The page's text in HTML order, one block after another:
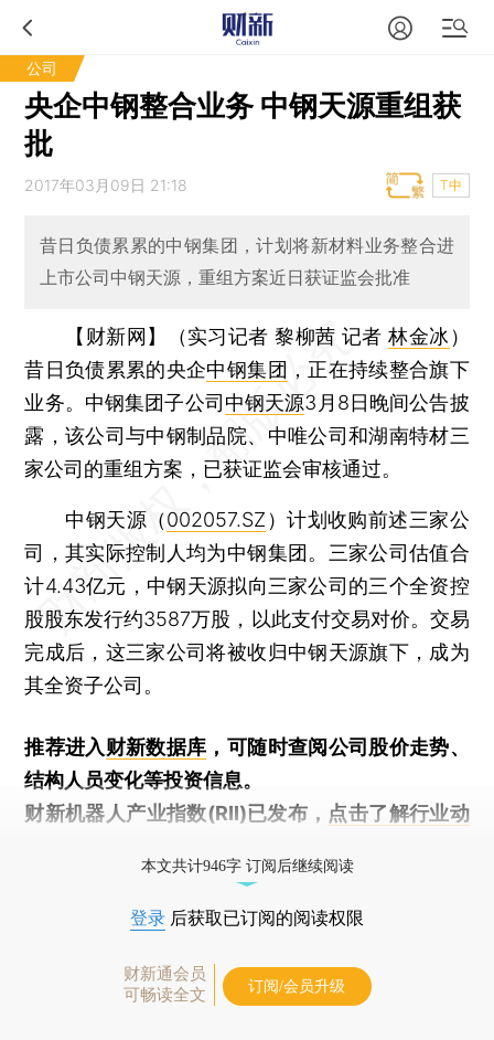
公司
央企中钢整合业务 中钢天源重组获
批
2017年03月09日 21:18 T中
昔日负债累累的中钢集团，计划将新材料业务整合进
上市公司中钢天源，重组方案近日获证监会批准
【财新网】（实习记者 黎柳茜 记者林金冰 ）
昔日负债累累的央企中钢集团 ，正在持续整合旗下
业务。中钢集团子公司 中钢天源3月8日晚间公告披
露，该公司与中钢制品院、中唯公司和湖南特材三
家公司的重组方案，已获证监会审核通过。
中钢天源（002057.SZ ）计划收购前述三家公
司，其实际控制人均为中钢集团。三家公司估值合
计4.43亿元，中钢天源拟向三家公司的三个全资控
股股东发行约3587万股，以此支付交易对价。交易
完成后，这三家公司将被收归中钢天源旗下，成为
其全资子公司。
推荐进入财新数据库 ，可随时查阅公司股价走势、
结构人员变化等投资信息。
财新机器人产业指数(RII)已发布， 点击了解行业动
本文共计946字 订阅后继续阅读
登录 后获取已订阅的阅读权限
财新通会员
可畅读全文
订阅/会员升级